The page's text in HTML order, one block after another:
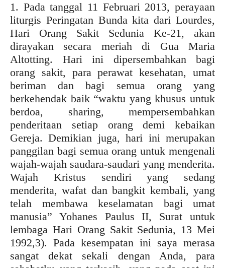
1. Pada tanggal 11 Februari 2013, perayaan
liturgis Peringatan Bunda kita dari Lourdes,
Hari Orang Sakit Sedunia Ke-21, akan
dirayakan secara meriah di Gua Maria
Altotting. Hari ini dipersembahkan bagi
orang sakit, para perawat kesehatan, umat
beriman dan bagi semua orang yang
berkehendak baik “waktu yang khusus untuk
berdoa, sharing, mempersembahkan
penderitaan setiap orang demi kebaikan
Gereja. Demikian juga, hari ini merupakan
panggilan bagi semua orang untuk mengenali
wajah-wajah saudara-saudari yang menderita.
Wajah Kristus sendiri yang sedang
menderita, wafat dan bangkit kembali, yang
telah membawa keselamatan bagi umat
manusia” Yohanes Paulus II, Surat untuk
lembaga Hari Orang Sakit Sedunia, 13 Mei
1992,3). Pada kesempatan ini saya merasa
sangat dekat sekali dengan Anda, para